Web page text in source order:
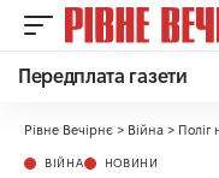
Передплата газети
Рівне Вечірнє > Війна > Поліг
ВІЙНА НОВИНИ